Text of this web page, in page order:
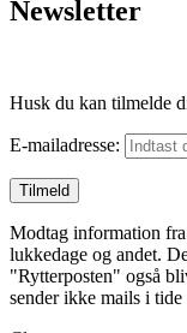
Newsletter
Husk du kan tilmelde
E-mailadresse:
Modtag information
lukkedage og andet.
"Rytterposten" også
sender ikke mails i tide